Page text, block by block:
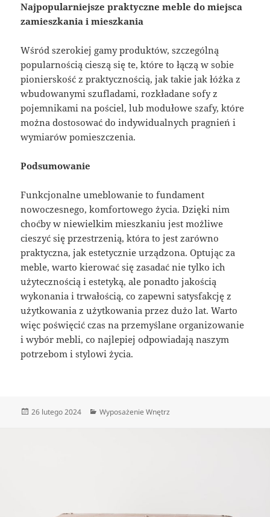
Najpopularniejsze praktyczne meble do miejsca
zamieszkania i mieszkania
Wśród szerokiej gamy produktów, szczególną
popularnością cieszą się te, które to łączą w sobie
pionierskość z praktycznością, jak takie jak łóżka z
wbudowanymi szufladami, rozkładane sofy z
pojemnikami na pościel, lub modułowe szafy, które
można dostosować do indywidualnych pragnień i
wymiarów pomieszczenia.
Podsumowanie
Funkcjonalne umeblowanie to fundament
nowoczesnego, komfortowego życia. Dzięki nim
choćby w niewielkim mieszkaniu jest możliwe
cieszyć się przestrzenią, która to jest zarówno
praktyczna, jak estetycznie urządzona. Optując za
meble, warto kierować się zasadać nie tylko ich
użytecznością i estetyką, ale ponadto jakością
wykonania i trwałością, co zapewni satysfakcję z
użytkowania z użytkowania przez dużo lat. Warto
więc poświęcić czas na przemyślane organizowanie
i wybór mebli, co najlepiej odpowiadają naszym
potrzebom i stylowi życia.
Data
26 lutego 2024 Kategorie
Wyposażenie Wnętrz